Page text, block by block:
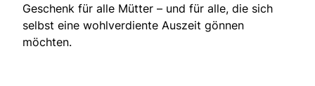
Geschenk für alle Mütter – und für alle, die sich
selbst eine wohlverdiente Auszeit gönnen
möchten.